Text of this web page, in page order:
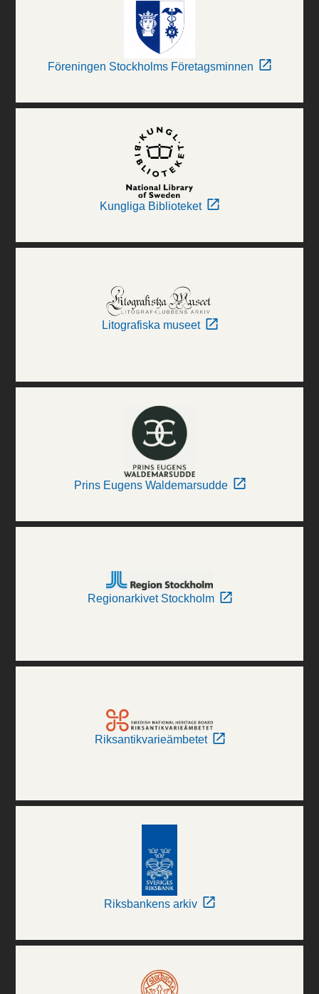
Föreningen Stockholms Företagsminnen
Kungliga Biblioteket
Litografiska museet
Prins Eugens Waldemarsudde
Regionarkivet Stockholm
Riksantikvarieämbetet
Riksbankens arkiv